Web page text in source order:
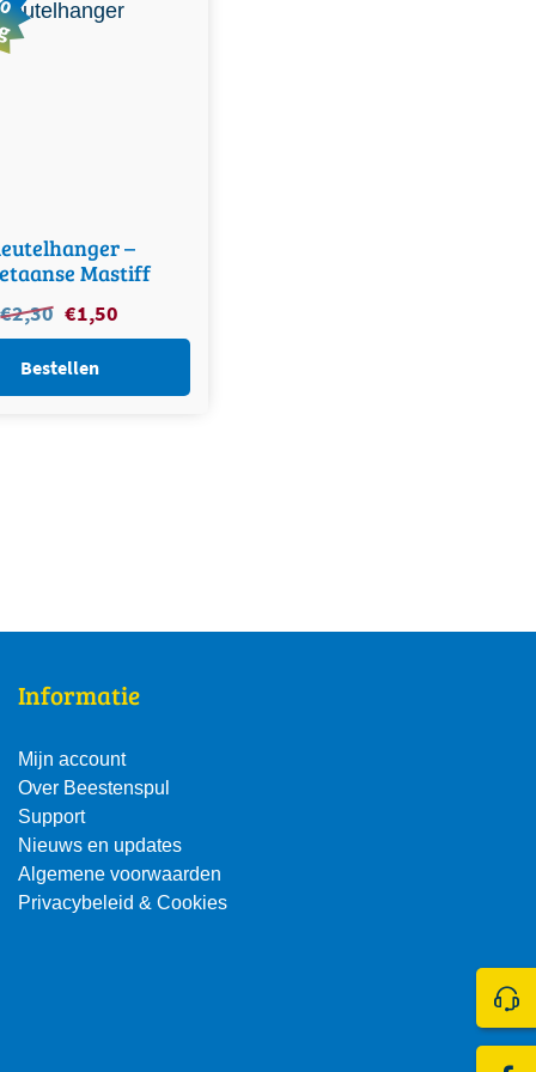
–
Mastiff
€2,30 Oorspronkelijke
prijs
was:
€2,30.
€1,50
prijs
€1,50.
Bestellen
Informatie
Mijn account
Over Beestenspul
Support
Nieuws en updates
Algemene voorwaarden
Privacybeleid & Cookies
Klik